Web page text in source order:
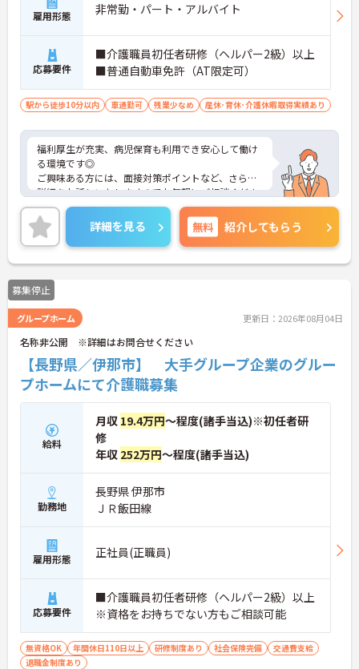
雇用形態 非常勤・パート・アルバイト
応募要件
■介護職員初任者研修（ヘルパー2級）以上
■普通自動車免許（AT限定可）
駅から徒歩10分以内 車通勤可 残業少なめ 産休･育休･介護休暇取得実績あり
福利厚生が充実、病児保育も利用でき安心して働け
る環境です◎
ご興味ある方には、面接対策ポイントなど、さらに
詳細をお話しいたしますのでお気軽にご相談くださ
い！
詳細を見る 無料 紹介してもらう
募集停止
グループホーム 更新日：2026年08月04日
名称非公開 ※詳細はお問合せください
【長野県／伊那市】 大手グループ企業のグルー
プホームにて介護職募集
給料
月収 19.4万円～程度(諸手当込)※初任者研
修
年収 252万円～程度(諸手当込)
勤務地
長野県 伊那市
ＪＲ飯田線
雇用形態 正社員(正職員)
応募要件
■介護職員初任者研修（ヘルパー2級）以上
※資格をお持ちでない方もご相談可能
無資格OK 年間休日110日以上 研修制度あり 社会保険完備
交通費支給
退職金制度あり